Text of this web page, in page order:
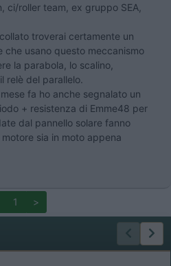
ci/roller team, ex gruppo SEA,
troverai certamente un
che usano questo meccanismo
la parabola, lo scalino,
relè del parallelo.
fa ho anche segnalato un
+ resistenza di Emme48 per
dal pannello solare fanno
sia in moto appena
1 >